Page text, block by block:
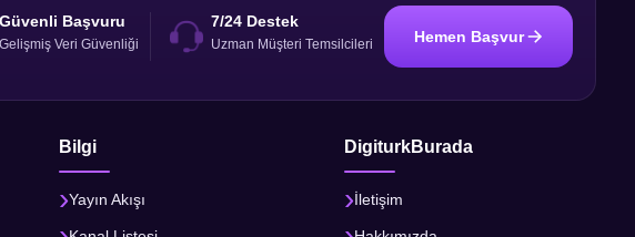
Güvenli Başvuru
Gelişmiş Veri Güvenliği
7/24 Destek
Uzman Müşteri Temsilcileri Hemen Başvur
Bilgi
Yayın Akışı
DigiturkBurada
İletişim